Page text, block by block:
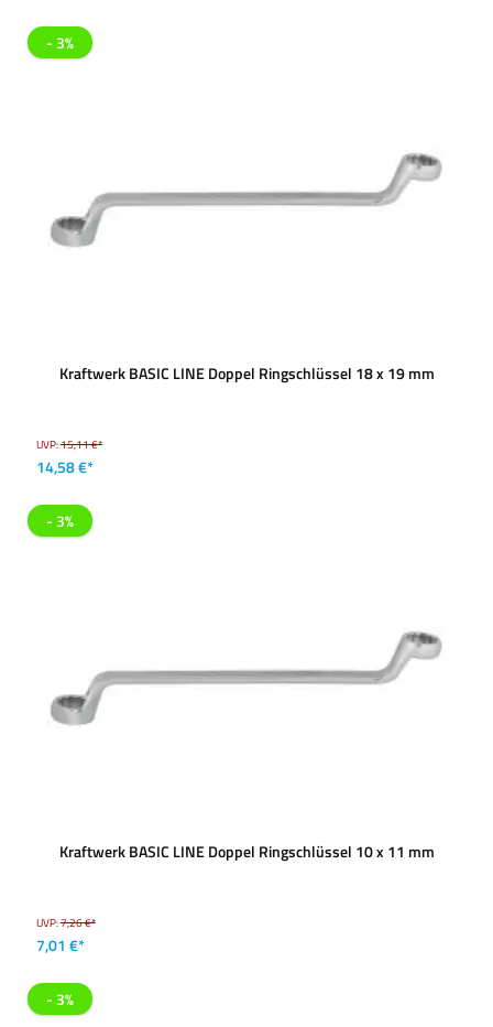
- 3%
Kraftwerk BASIC LINE Doppel Ringschlüssel 18 x 19 mm
UVP:15,11 €*
14,58 €*
- 3%
Kraftwerk BASIC LINE Doppel Ringschlüssel 10 x 11 mm
UVP:7,26 €*
7,01 €*
- 3%